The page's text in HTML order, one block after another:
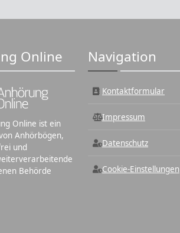
Online
Online ist ein
Anhörbögen,
und
Behörde
Navigation
Kontaktformular
Impressum
Datenschutz
Cookie-Einstellungen